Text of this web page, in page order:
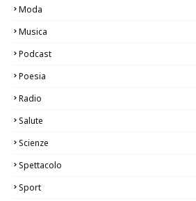
Moda
Musica
Podcast
Poesia
Radio
Salute
Scienze
Spettacolo
Sport